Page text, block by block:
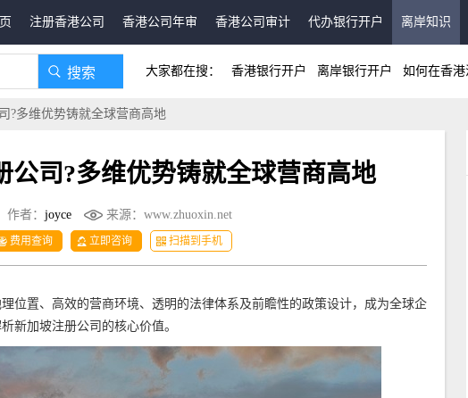
注册香港公司 香港公司年审 香港公司审计 代办银行开户 离岸知识
大家都在搜： 香港银行开户 离岸银行开户 如何在香港
?多维优势铸就全球营商高地
公司?多维优势铸就全球营商高地
作者： joyce 来源： www.zhuoxin.net
费用查询 立即咨询 扫描到手机
位置、高效的营商环境、透明的法律体系及前瞻性的政策设计，成为全球企
新加坡注册公司的核心价值。